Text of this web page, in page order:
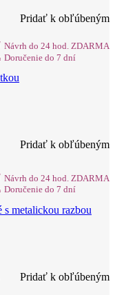
Pridať k obľúbeným
Návrh do 24 hod. ZDARMA
Doručenie do 7 dní
Pridať k obľúbeným
Návrh do 24 hod. ZDARMA
Doručenie do 7 dní
Pridať k obľúbeným